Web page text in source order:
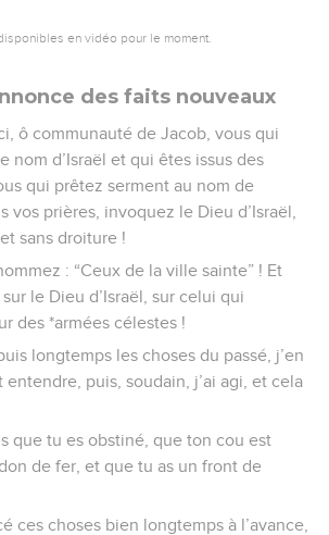
en vidéo pour le moment.
des faits nouveaux
ô communauté de Jacob, vous qui
nom d’Israël et qui êtes issus des
qui prêtez serment au nom de
vos prières, invoquez le Dieu d’Israël,
sans droiture !
: “Ceux de la ville sainte” ! Et
le Dieu d’Israël, sur celui qui
des *armées célestes !
longtemps les choses du passé, j’en
entendre, puis, soudain, j’ai agi, et cela
que tu es obstiné, que ton cou est
de fer, et que tu as un front de
ces choses bien longtemps à l’avance,